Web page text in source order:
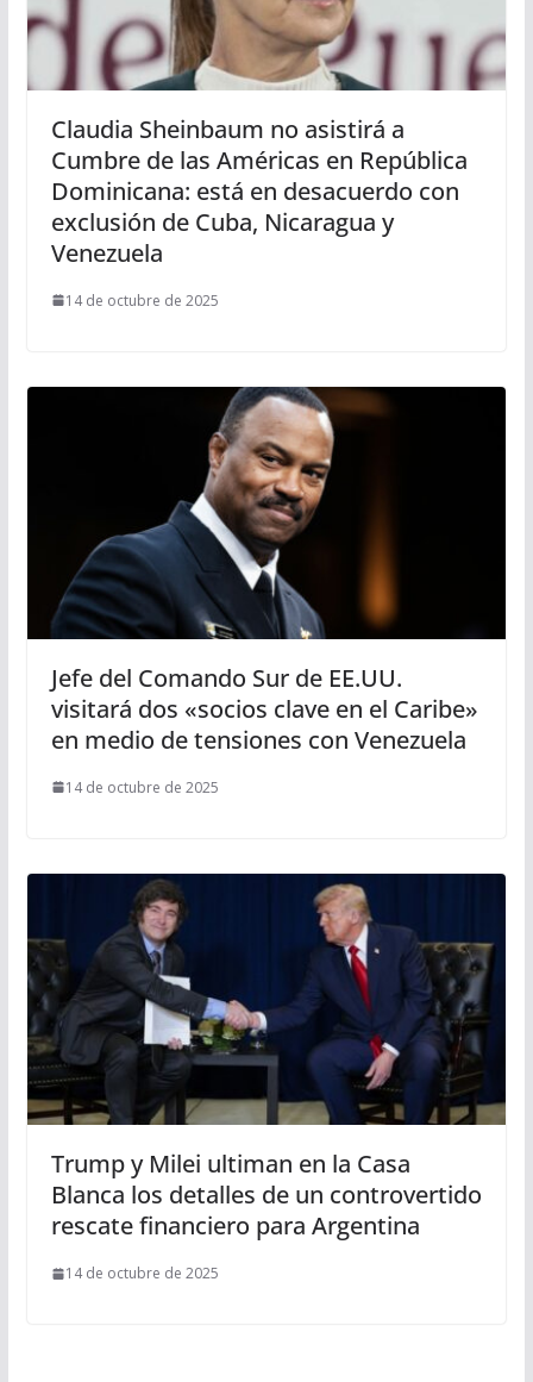
Claudia Sheinbaum no asistirá a
Cumbre de las Américas en República
Dominicana: está en desacuerdo con
exclusión de Cuba, Nicaragua y
Venezuela
14 de octubre de 2025
Jefe del Comando Sur de EE.UU.
visitará dos «socios clave en el Caribe»
en medio de tensiones con Venezuela
14 de octubre de 2025
Trump y Milei ultiman en la Casa
Blanca los detalles de un controvertido
rescate financiero para Argentina
14 de octubre de 2025